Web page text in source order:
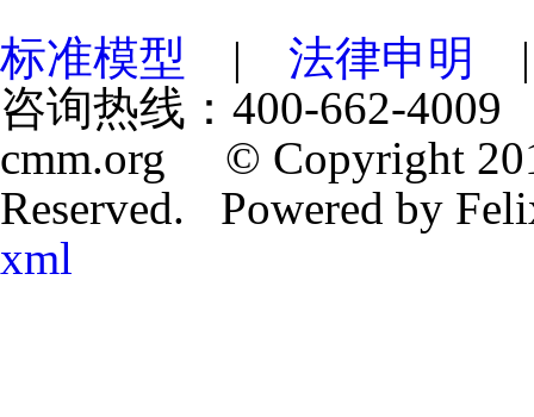
标准模型 | 法律申明
咨询热线：400-662-
cmm.org © Copyright
Reserved. Powered by
xml